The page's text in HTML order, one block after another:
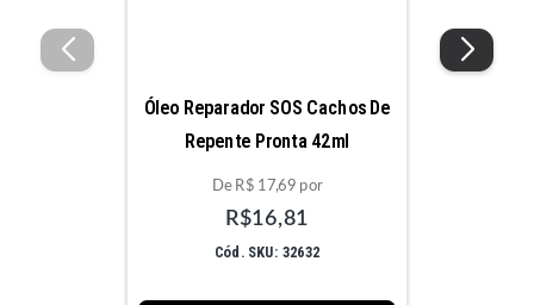
Óleo Reparador SOS Cachos De
Repente Pronta 42ml
De R$ 17,69 por
R$16,81
Cód. SKU: 32632